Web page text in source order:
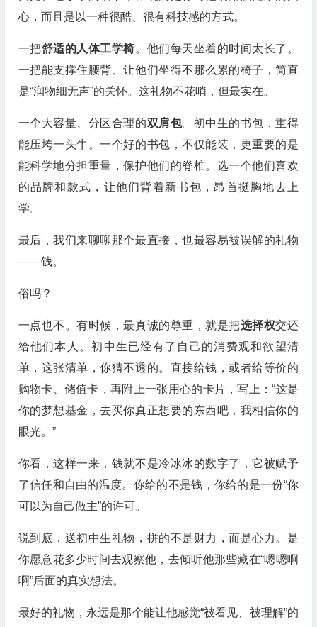
心，而且是以一种很酷、很有科技感的方式。
一把舒适的人体工学椅。他们每天坐着的时间太长了。
一把能支撑住腰背、让他们坐得不那么累的椅子，简直
是“润物细无声”的关怀。这礼物不花哨，但最实在。
一个大容量、分区合理的双肩包。初中生的书包，重得
能压垮一头牛。一个好的书包，不仅能装，更重要的是
能科学地分担重量，保护他们的脊椎。选一个他们喜欢
的品牌和款式，让他们背着新书包，昂首挺胸地去上
学。
最后，我们来聊聊那个最直接，也最容易被误解的礼物
——钱。
俗吗？
一点也不。有时候，最真诚的尊重，就是把选择权交还
给他们本人。初中生已经有了自己的消费观和欲望清
单，这张清单，你猜不透的。直接给钱，或者给等价的
购物卡、储值卡，再附上一张用心的卡片，写上：“这是
你的梦想基金，去买你真正想要的东西吧，我相信你的
眼光。”
你看，这样一来，钱就不是冷冰冰的数字了，它被赋予
了信任和自由的温度。你给的不是钱，你给的是一份“你
可以为自己做主”的许可。
说到底，送初中生礼物，拼的不是财力，而是心力。是
你愿意花多少时间去观察他，去倾听他那些藏在“嗯嗯啊
啊”后面的真实想法。
最好的礼物，永远是那个能让他感觉“被看见、被理解”的